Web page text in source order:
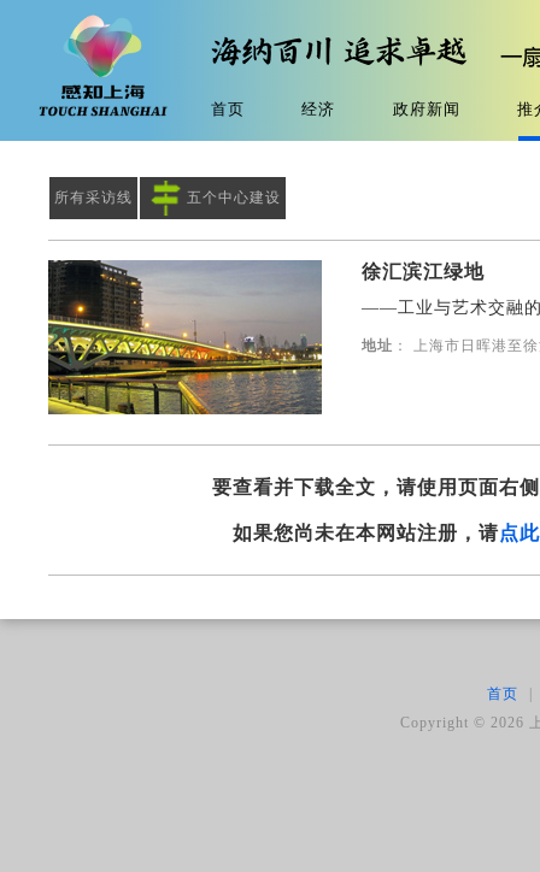
首页 经济 政府新闻 推
所有采访线 五个中心建设
徐汇滨江绿地
——工业与艺术交融
地址 ： 上海市日晖港至
要查看并下载全文，请使用页面右
如果您尚未在本网站注册，请点
首页
Copyright ©2026